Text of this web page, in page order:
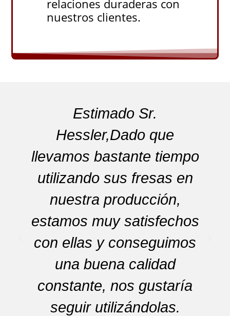
relaciones duraderas con
nuestros clientes.
Estimado Sr.
Hessler,Dado que
llevamos bastante tiempo
utilizando sus fresas en
nuestra producción,
estamos muy satisfechos
con ellas y conseguimos
una buena calidad
constante, nos gustaría
seguir utilizándolas.